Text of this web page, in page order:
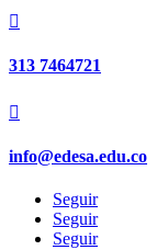

313 7464721

info@edesa.edu.co
Seguir
Seguir
Seguir